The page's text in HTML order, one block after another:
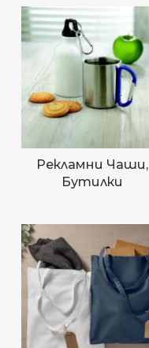
Рекламни Чаши,
Бутилки